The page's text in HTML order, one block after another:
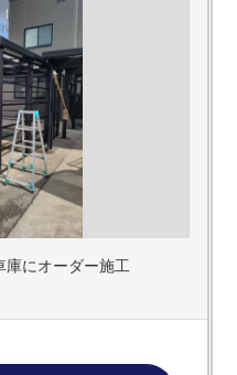
庫にオーダー施工